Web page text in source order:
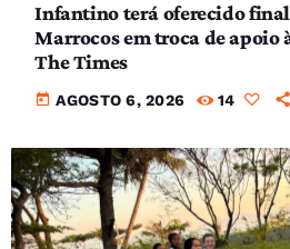
Infantino terá oferecido
Marrocos em troca de apoio
The Times
today AGOSTO 6, 2026 14